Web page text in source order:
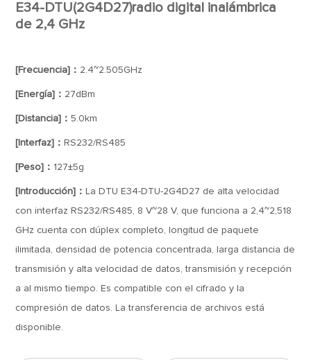
E34-DTU(2G4D27)radio digital inalámbrica
de 2,4 GHz
[Frecuencia]： 2.4~2.505GHz
[Energía]： 27dBm
[Distancia]：5.0km
[Interfaz]： RS232/RS485
[Peso]： 127±5g
[Introducción]： La DTU E34-DTU-2G4D27 de alta velocidad
con interfaz RS232/RS485, 8 V~28 V, que funciona a 2,4~2,518
GHz cuenta con dúplex completo, longitud de paquete
ilimitada, densidad de potencia concentrada, larga distancia de
transmisión y alta velocidad de datos, transmisión y recepción
a al mismo tiempo. Es compatible con el cifrado y la
compresión de datos. La transferencia de archivos está
disponible.